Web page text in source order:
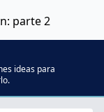
parte 2
ideas para